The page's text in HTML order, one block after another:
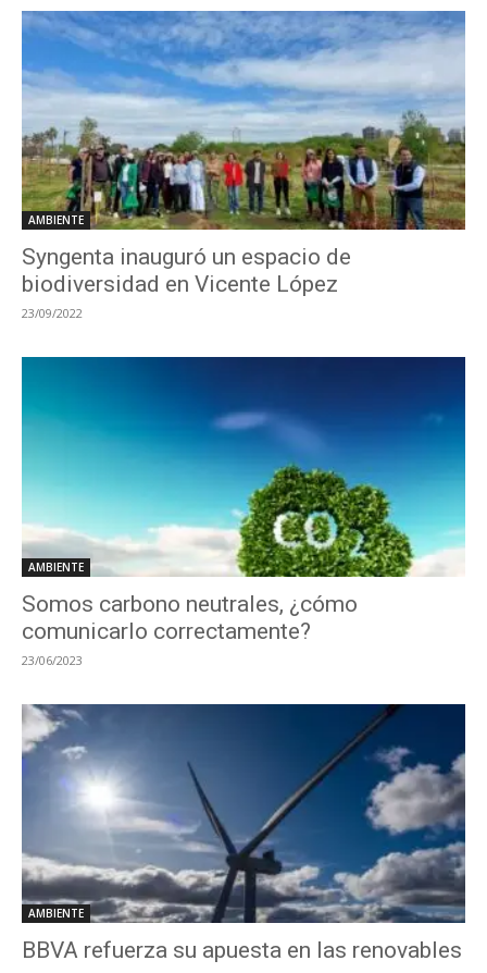
AMBIENTE
Syngenta inauguró un espacio de
biodiversidad en Vicente López
23/09/2022
AMBIENTE
Somos carbono neutrales, ¿cómo
comunicarlo correctamente?
23/06/2023
AMBIENTE
BBVA refuerza su apuesta en las renovables